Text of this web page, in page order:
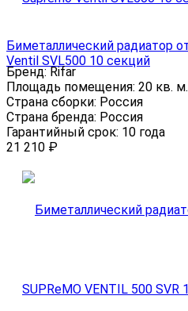
Биметаллический радиатор
Ventil SVL500 10 секций
Бренд: Rifar
Площадь помещения: 20 кв. м.
Страна сборки: Россия
Страна бренда: Россия
Гарантийный срок: 10 года
21 210 ₽